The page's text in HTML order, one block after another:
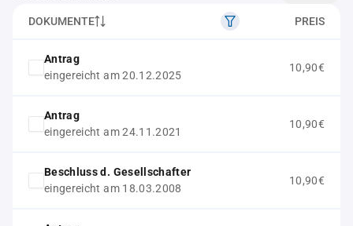
DOKUMENTE PREIS
Antrag
eingereicht am 20.12.2025
10,90€
Antrag
eingereicht am 24.11.2021
10,90€
Beschluss d. Gesellschafter
eingereicht am 18.03.2008
10,90€